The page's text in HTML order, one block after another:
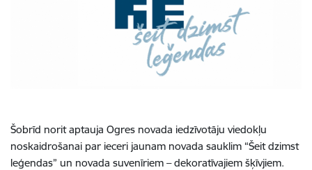
Šobrīd norit aptauja Ogres novada iedzīvotāju viedokļu
noskaidrošanai par ieceri jaunam novada sauklim “Šeit dzimst
leģendas” un novada suvenīriem – dekoratīvajiem šķīvjiem.